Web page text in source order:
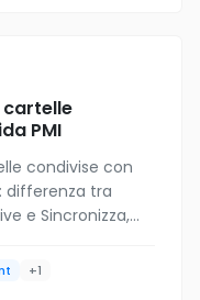
cartelle
PMI
condivise con
differenza tra
e Sincronizza,
+1